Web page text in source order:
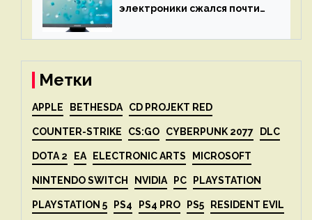
электроники сжался почти
Метки
APPLE BETHESDA CD PROJEKT RED
COUNTER-STRIKE CS:GO CYBERPUNK 2077 DLC
DOTA 2 EA ELECTRONIC ARTS MICROSOFT
NINTENDO SWITCH NVIDIA PC PLAYSTATION
PLAYSTATION 5 PS4 PS4 PRO PS5 RESIDENT EVIL